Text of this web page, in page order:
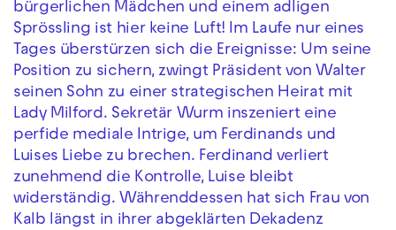
bürgerlichen Mädchen und einem adligen
Sprössling ist hier keine Luft! Im Laufe nur eines
Tages überstürzen sich die Ereignisse: Um seine
Position zu sichern, zwingt Präsident von Walter
seinen Sohn zu einer strategischen Heirat mit
Lady Milford. Sekretär Wurm inszeniert eine
perfide mediale Intrige, um Ferdinands und
Luises Liebe zu brechen. Ferdinand verliert
zunehmend die Kontrolle, Luise bleibt
widerständig. Währenddessen hat sich Frau von
Kalb längst in ihrer abgeklärten Dekadenz